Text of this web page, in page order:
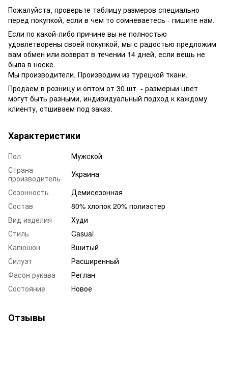
Пожалуйста, проверьте таблицу размеров специально
перед покупкой, если в чем то сомневаетесь - пишите нам.
Если по какой-либо причине вы не полностью
удовлетворены своей покупкой, мы с радостью предложим
вам обмен или возврат в течении 14 дней, если вещь не
была в носке.
Мы производители. Производим из турецкой ткани.
Продаем в розницу и оптом от 30 шт - размерыи цвет
могут быть разными, индивидуальный подход к каждому
клиенту, отшиваем под заказ.
Характеристики
Пол
Мужской
Страна
производитель
Украина
Сезонность
Демисезонная
Состав
80% хлопок 20% полиэстер
Вид изделия
Худи
Стиль
Casual
Капюшон
Вшитый
Силуэт
Расширенный
Фасон рукава
Реглан
Состояние
Новое
Отзывы